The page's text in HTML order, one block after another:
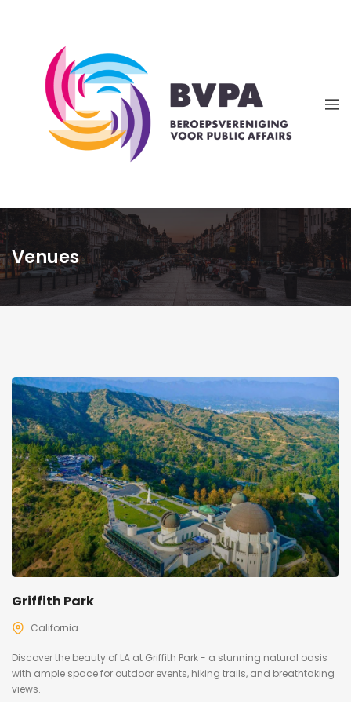
Venues
Griffith Park
California
Discover the beauty of LA at Griffith Park - a stunning natural oasis
with ample space for outdoor events, hiking trails, and breathtaking
views.